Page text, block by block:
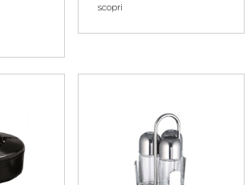
scopri